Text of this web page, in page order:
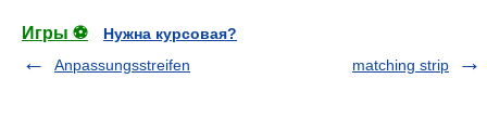
Игры ⚽
Нужна курсовая?
Anpassungsstreifen
matching strip